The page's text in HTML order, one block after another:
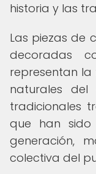
historia y las
Las piezas de
decoradas
representan la
naturales del
tradicionales
que han sido
generación,
colectiva del